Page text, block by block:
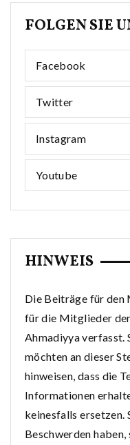
FOLGEN SIE
Facebook
Twitter
Instagram
Youtube
HINWEIS
Die Beiträge für den
für die Mitglieder
Ahmadiyya verfasst.
möchten an dieser
hinweisen, dass die
Informationen
keinesfalls ersetzen.
Beschwerden